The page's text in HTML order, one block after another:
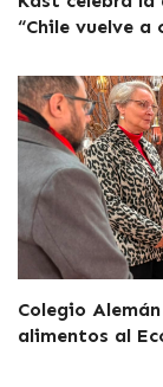
“Chile vuelve a
Colegio
alimentos al